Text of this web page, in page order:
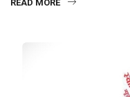
READ MORE